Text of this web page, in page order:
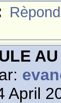
April